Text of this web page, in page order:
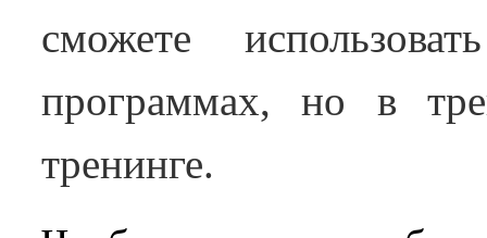
сможете
программах, но в
тренинге.